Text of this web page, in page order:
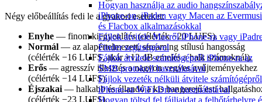
Hogyan használja az audio
iPhone-on, iPaden vagy Macen az
és Flacbox alkalmazásokkal
Fájlok átvitele Macről iPhone-ra vagy
Finder segítségével
Fájlok átvitele számítógépről iPhone-ra az
SMB protokoll használatával
Fájlok vezeték nélküli átvitele számítógépről
iPhone-ra WiFi-Drive használatával
Hogyan töltsd fel fájljaidat a felhőtárhelyre
Négy előbeállítás fedi le a gyakori eseteket:
Enyhe — finom kiegyenlítés (célérték −20 LUFS).
Normál — az alapértelmezett, streaming stílusú hangosság
(célérték −16 LUFS, akár +12 dB emelés a halk számoknál).
Erős — agresszív illesztés a nagyon vegyes gyűjteményekhez
(célérték −14 LUFS).
Éjszakai — halkabb és állandó a kis hangerejű esti
(célérték −23 LUFS).